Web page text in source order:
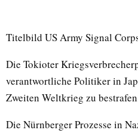
Titelbild US Army Signal
Die Tokioter
verantwortliche Politiker in
Zweiten Weltkrieg zu
Die Nürnberger Prozesse in